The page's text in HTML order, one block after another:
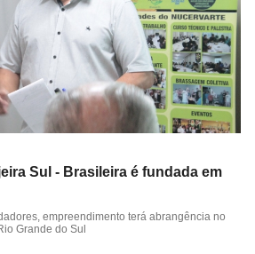
Sul - Brasileira é fundada em
empreendimento terá abrangência no
Grande do Sul